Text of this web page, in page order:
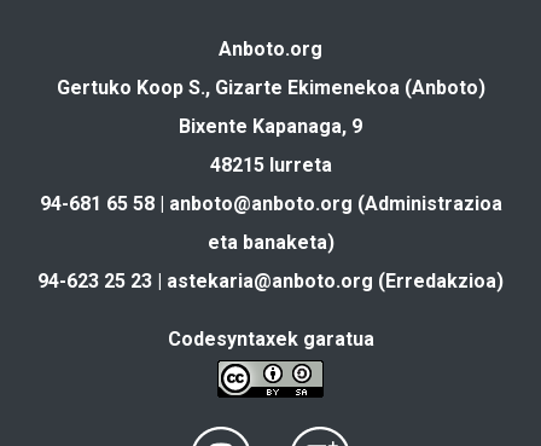
Anboto.org
Gertuko Koop S., Gizarte Ekimenekoa (Anboto)
Bixente Kapanaga, 9
48215 Iurreta
94-681 65 58 | anboto@anboto.org (Administrazioa
eta banaketa)
94-623 25 23 | astekaria@anboto.org (Erredakzioa)
Codesyntaxek garatua